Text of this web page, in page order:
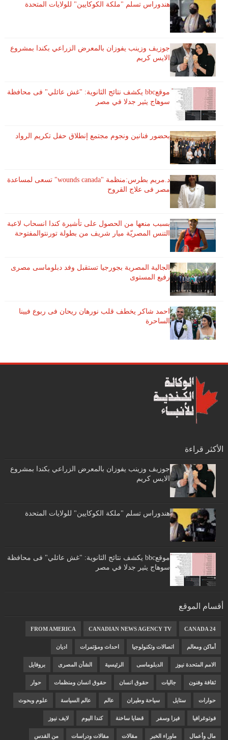
هندوراس تسلم "ملكة الكوكايين" للولايات المتحدة
جوزيف وزينب يفوزان بالمعرض الزراعي بكندا بمشروع
الايس كريم
موقعbbc يكشف نتائج الثانوية: "غش عائلي" فى محافظة
سوهاج يثير جدلا في مصر
بحضور فنانين ونجوم مجتمع إنطلاق حفل تكريم الرواد
د.مريم بطرس:منظمة "wounds canada" تسعى لمساعدة
مصر فى علاج القروح
بسبب منعها من الحصول على تأشيرة كندا انسحاب لاعبة ​
التنس​ المصريّة ​ميار شريف​ من بطولة ​تورنتو​المفتوحة
الجالية المصرية بجورجيا تستقبل وفد دبلوماسى مصرى
رفيع المستوى
احمد شاكر يخطف قلب نورهان ريحان فى ربوع فيينا
الساحرة
الأكثر قراءة
جوزيف وزينب يفوزان بالمعرض الزراعي بكندا بمشروع
الايس كريم
هندوراس تسلم "ملكة الكوكايين" للولايات المتحدة
موقعbbc يكشف نتائج الثانوية: "غش عائلي" فى محافظة
سوهاج يثير جدلا في مصر
أقسام الموقع
CANADA 24
CANADIAN NEWS AGENCY TV
FROM AMERICA
أماكن ومعالم اتصالات وتكنولوجيا احداث ومؤتمرات اديان
الامم المتحدة نيوز الدبلوماسى الرئيسية الشأن المصرى بروفايل
ثقافة وفنون جاليات حقوق انسان حقوق انسان ومنظمات حوار
حوارات ستايل سياحة وطيران عالم عالم السياسة علوم وبحوث
فوتوغرافيا فيزا وسفر قضايا ساخنة كندا اليوم لايف نيوز
مال وأعمال ماوراء الخبر مقالات مقالات ودراسات من القدس